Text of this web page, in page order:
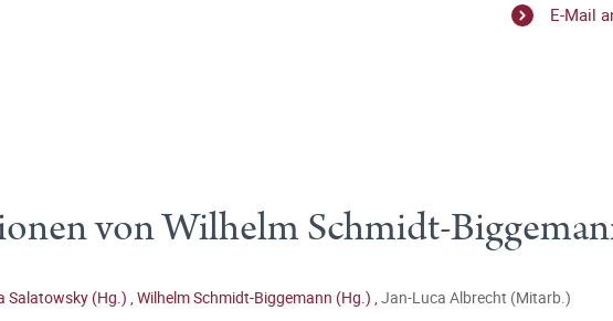
E-Mail
von Wilhelm Schmidt-
Salatowsky (Hg.) ,Wilhelm Schmidt-Biggemann (Hg.) ,Jan-Luca Albrecht (Mitarb.)